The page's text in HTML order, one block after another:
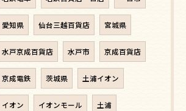
愛知県 仙台三越百貨店 宮城県
水戸京成百貨店 水戸市 京成百貨店
京成電鉄 茨城県 土浦イオン
イオン イオンモール 土浦